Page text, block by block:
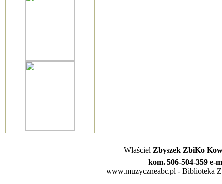
Właściel Zbyszek ZbiKo
kom. 506-504-359 e-
www.muzyczneabc.pl - Biblioteka